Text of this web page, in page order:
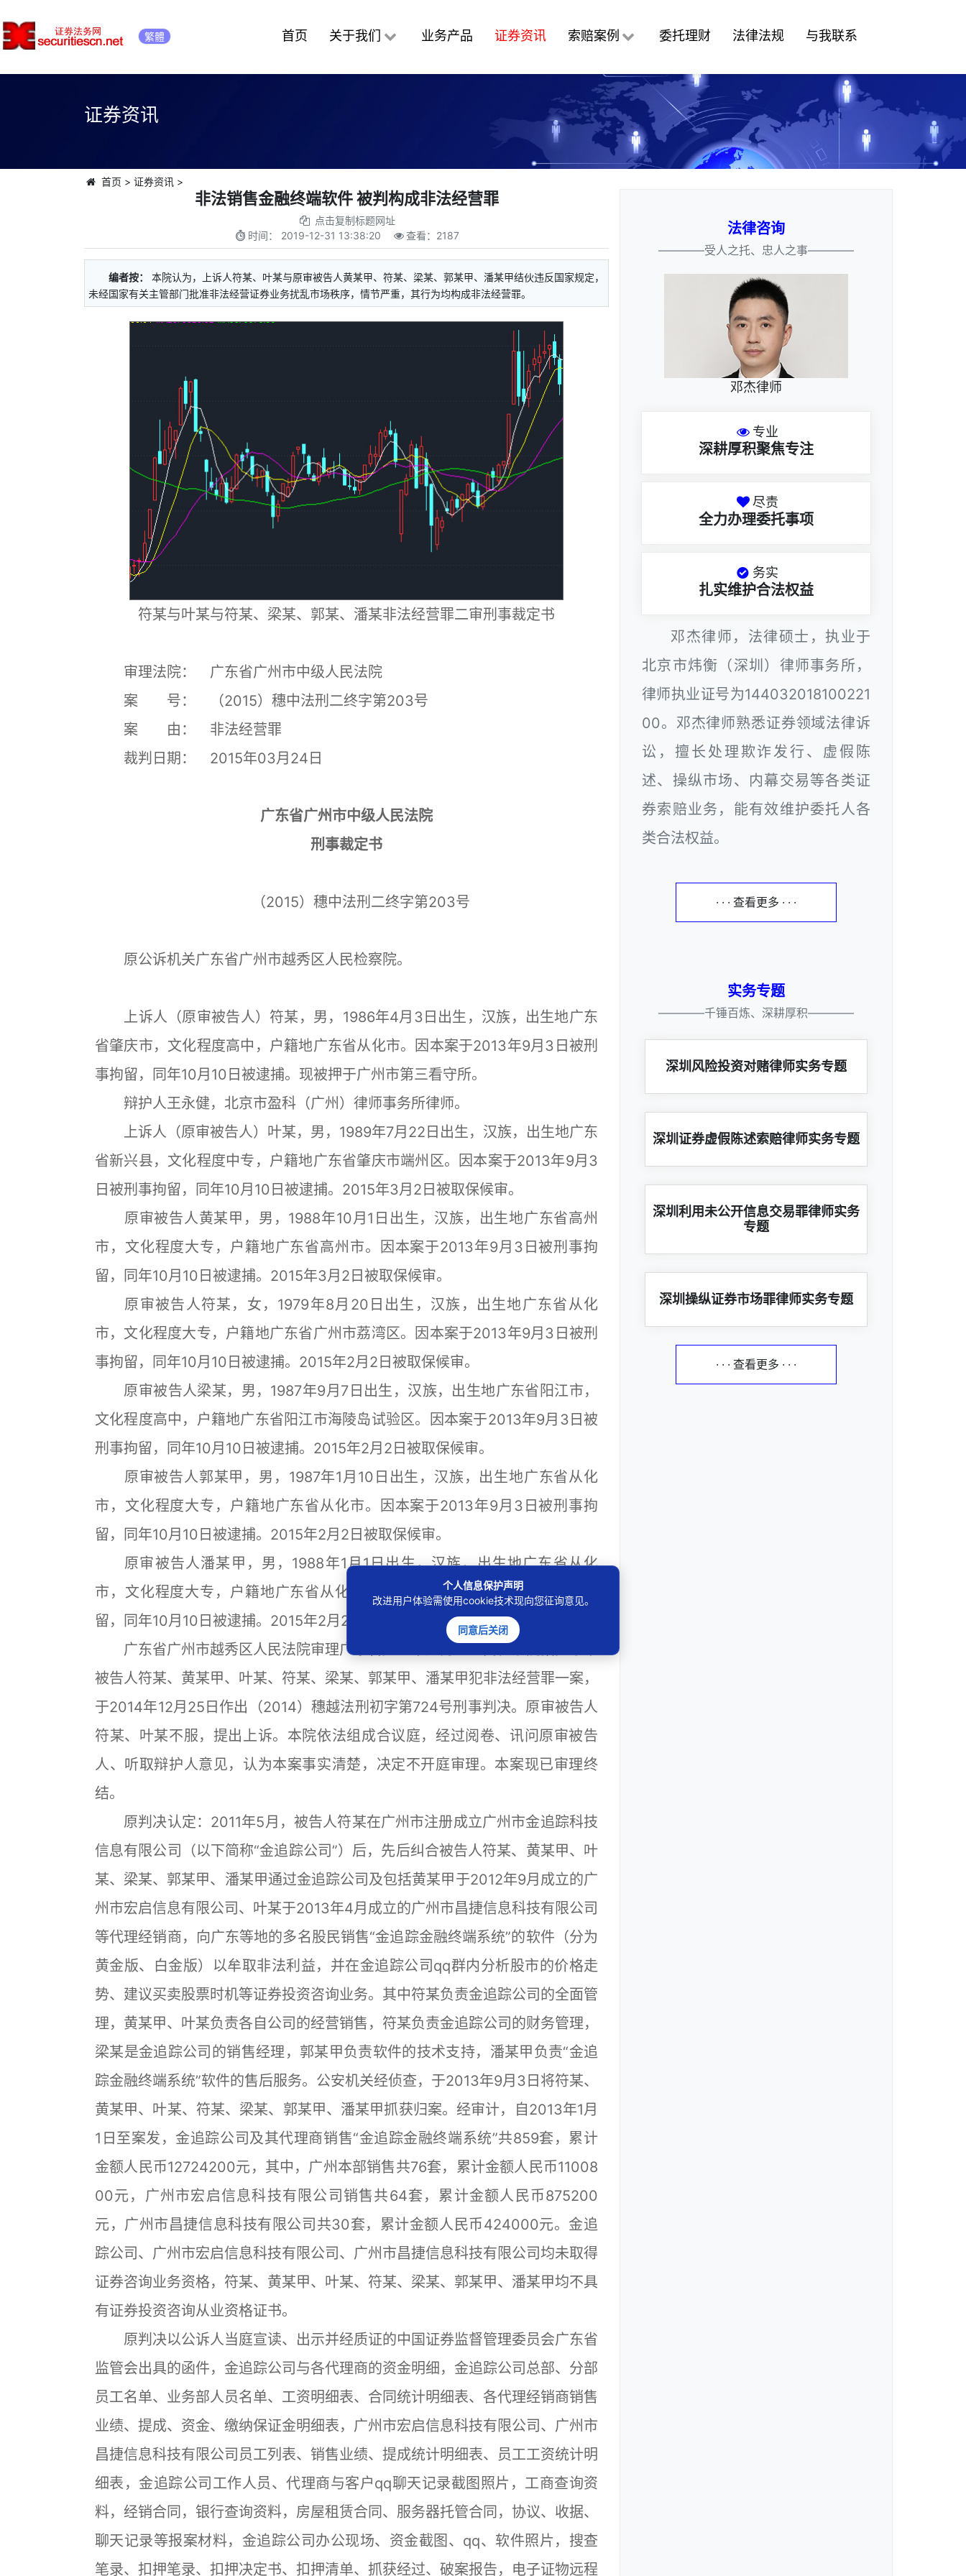
繁體 首页 关于我们 业务产品 证券资讯 索赔案例 委托理财 法律法规 与我联系
证券资讯
首页 > 证券资讯>
非法销售金融终端软件 被判构成非法经营罪
点击复制标题网址
时间： 2019-12-31 13:38:20 查看： 2187
编者按：
本院认为，上诉人符某、叶某与原审被告人黄某甲、符某、梁某、郭某甲、潘某甲结伙违反国家规定，
未经国家有关主管部门批准非法经营证券业务扰乱市场秩序，情节严重，其行为均构成非法经营罪。
符某与叶某与符某、梁某、郭某、潘某非法经营罪二审刑事裁定书
审理法院： 广东省广州市中级人民法院
案 号： （2015）穗中法刑二终字第203号
案 由： 非法经营罪
裁判日期： 2015年03月24日
广东省广州市中级人民法院
刑事裁定书
（2015）穗中法刑二终字第203号
原公诉机关广东省广州市越秀区人民检察院。
上诉人（原审被告人）符某，男，1986年4月3日出生，汉族，出生地广东
省肇庆市，文化程度高中，户籍地广东省从化市。因本案于2013年9月3日被刑
事拘留，同年10月10日被逮捕。现被押于广州市第三看守所。
辩护人王永健，北京市盈科（广州）律师事务所律师。
上诉人（原审被告人）叶某，男，1989年7月22日出生，汉族，出生地广东
省新兴县，文化程度中专，户籍地广东省肇庆市端州区。因本案于2013年9月3
日被刑事拘留，同年10月10日被逮捕。2015年3月2日被取保候审。
原审被告人黄某甲，男，1988年10月1日出生，汉族，出生地广东省高州
市，文化程度大专，户籍地广东省高州市。因本案于2013年9月3日被刑事拘
留，同年10月10日被逮捕。2015年3月2日被取保候审。
原审被告人符某，女，1979年8月20日出生，汉族，出生地广东省从化
市，文化程度大专，户籍地广东省广州市荔湾区。因本案于2013年9月3日被刑
事拘留，同年10月10日被逮捕。2015年2月2日被取保候审。
原审被告人梁某，男，1987年9月7日出生，汉族，出生地广东省阳江市，
文化程度高中，户籍地广东省阳江市海陵岛试验区。因本案于2013年9月3日被
刑事拘留，同年10月10日被逮捕。2015年2月2日被取保候审。
原审被告人郭某甲，男，1987年1月10日出生，汉族，出生地广东省从化
市，文化程度大专，户籍地广东省从化市。因本案于2013年9月3日被刑事拘
留，同年10月10日被逮捕。2015年2月2日被取保候审。
原审被告人潘某甲，男，1988年1月1日出生，汉族，出生地广东省从化
市，文化程度大专，户籍地广东省从化市。因本案于2013年9月3日被刑事拘
留，同年10月10日被逮捕。2015年2月2日被取保候审。
广东省广州市越秀区人民法院审理广东省广州市越秀区人民检察院指控原审
被告人符某、黄某甲、叶某、符某、梁某、郭某甲、潘某甲犯非法经营罪一案，
于2014年12月25日作出（2014）穗越法刑初字第724号刑事判决。原审被告人
符某、叶某不服，提出上诉。本院依法组成合议庭，经过阅卷、讯问原审被告
人、听取辩护人意见，认为本案事实清楚，决定不开庭审理。本案现已审理终
结。
原判决认定：2011年5月，被告人符某在广州市注册成立广州市金追踪科技
信息有限公司（以下简称“金追踪公司”）后，先后纠合被告人符某、黄某甲、叶
某、梁某、郭某甲、潘某甲通过金追踪公司及包括黄某甲于2012年9月成立的广
州市宏启信息有限公司、叶某于2013年4月成立的广州市昌捷信息科技有限公司
等代理经销商，向广东等地的多名股民销售“金追踪金融终端系统”的软件（分为
黄金版、白金版）以牟取非法利益，并在金追踪公司qq群内分析股市的价格走
势、建议买卖股票时机等证券投资咨询业务。其中符某负责金追踪公司的全面管
理，黄某甲、叶某负责各自公司的经营销售，符某负责金追踪公司的财务管理，
梁某是金追踪公司的销售经理，郭某甲负责软件的技术支持，潘某甲负责“金追
踪金融终端系统”软件的售后服务。公安机关经侦查，于2013年9月3日将符某、
黄某甲、叶某、符某、梁某、郭某甲、潘某甲抓获归案。经审计，自2013年1月
1日至案发，金追踪公司及其代理商销售“金追踪金融终端系统”共859套，累计
金额人民币12724200元，其中，广州本部销售共76套，累计金额人民币11008
00元，广州市宏启信息科技有限公司销售共64套，累计金额人民币875200
元，广州市昌捷信息科技有限公司共30套，累计金额人民币424000元。金追
踪公司、广州市宏启信息科技有限公司、广州市昌捷信息科技有限公司均未取得
证券咨询业务资格，符某、黄某甲、叶某、符某、梁某、郭某甲、潘某甲均不具
有证券投资咨询从业资格证书。
原判决以公诉人当庭宣读、出示并经质证的中国证券监督管理委员会广东省
监管会出具的函件，金追踪公司与各代理商的资金明细，金追踪公司总部、分部
员工名单、业务部人员名单、工资明细表、合同统计明细表、各代理经销商销售
业绩、提成、资金、缴纳保证金明细表，广州市宏启信息科技有限公司、广州市
昌捷信息科技有限公司员工列表、销售业绩、提成统计明细表、员工工资统计明
细表，金追踪公司工作人员、代理商与客户qq聊天记录截图照片，工商查询资
料，经销合同，银行查询资料，房屋租赁合同、服务器托管合同，协议、收据、
聊天记录等报案材料，金追踪公司办公现场、资金截图、qq、软件照片，搜查
笔录、扣押笔录、扣押决定书、扣押清单、抓获经过、破案报告，电子证物远程
法律咨询
————受人之托、忠人之事————
邓杰律师
专业
深耕厚积聚焦专注
尽责
全力办理委托事项
务实
扎实维护合法权益
邓杰律师，法律硕士，执业于
北京市炜衡（深圳）律师事务所，
律师执业证号为144032018100221
00。邓杰律师熟悉证券领域法律诉
讼，擅长处理欺诈发行、虚假陈
述、操纵市场、内幕交易等各类证
券索赔业务，能有效维护委托人各
类合法权益。
· · · 查看更多 · · ·
实务专题
————千锤百炼、深耕厚积————
深圳风险投资对赌律师实务专题
深圳证券虚假陈述索赔律师实务专题
深圳利用未公开信息交易罪律师实务
专题
深圳操纵证券市场罪律师实务专题
· · · 查看更多 · · ·
个人信息保护声明
改进用户体验需使用cookie技术现向您征询意见。
同意后关闭